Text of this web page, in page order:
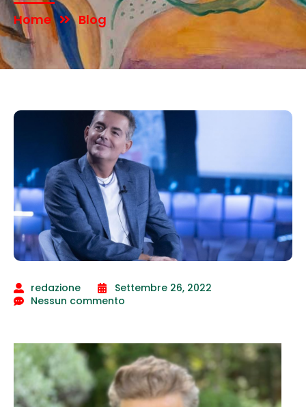
Home Blog
redazione
Settembre 26, 2022
Nessun commento